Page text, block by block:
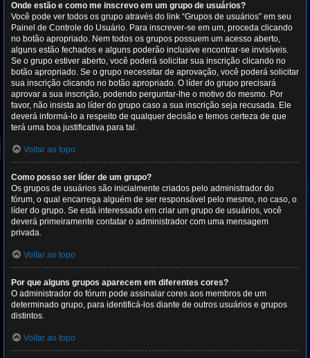
Onde estão e como me inscrevo em um grupo de usuários?
Você pode ver todos os grupo através do link “Grupos de usuários” em seu
Painel de Controle do Usuário. Para inscrever-se em um, proceda clicando
no botão apropriado. Nem todos os grupos possuem um acesso aberto,
alguns estão fechados e alguns poderão inclusive encontrar-se invisíveis.
Se o grupo estiver aberto, você poderá solicitar sua inscrição clicando no
botão apropriado. Se o grupo necessitar de aprovação, você poderá solicitar
sua inscrição clicando no botão apropriado. O líder do grupo precisará
aprovar a sua inscrição, podendo perguntar-lhe o motivo do mesmo. Por
favor, não insista ao líder do grupo caso a sua inscrição seja recusada. Ele
deverá informá-lo a respeito de qualquer decisão e temos certeza de que
terá uma boa justificativa para tal.
Voltar ao topo
Como posso ser líder de um grupo?
Os grupos de usuários são inicialmente criados pelo administrador do
fórum, o qual encarrega alguém de ser responsável pelo mesmo, no caso, o
líder do grupo. Se está interessado em criar um grupo de usuários, você
deverá primeiramente contatar o administrador com uma mensagem
privada.
Voltar ao topo
Por que alguns grupos aparecem em diferentes cores?
O administrador do fórum pode assinalar cores aos membros de um
determinado grupo, para identificá-los diante de outros usuários e grupos
distintos.
Voltar ao topo